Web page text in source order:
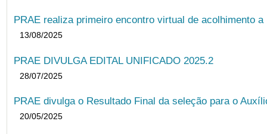
PRAE realiza primeiro encontro virtual de acolhimento
13/08/2025
PRAE DIVULGA EDITAL UNIFICADO 2025.2
28/07/2025
PRAE divulga o Resultado Final da seleção para o
20/05/2025